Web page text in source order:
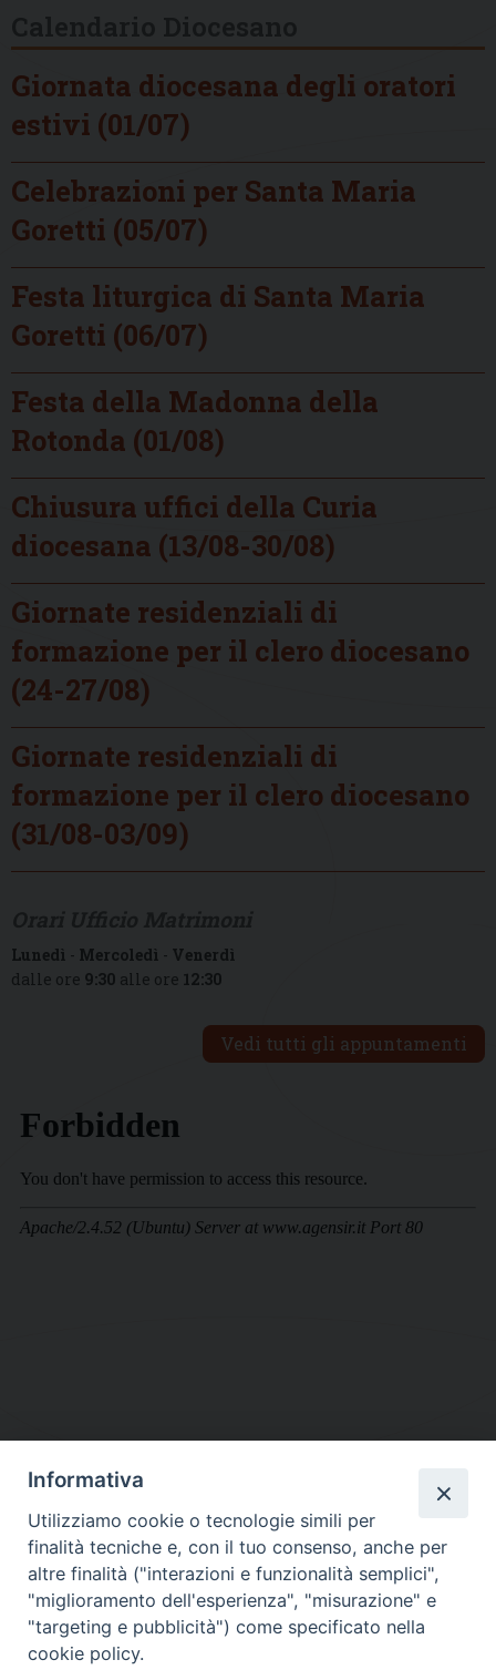
Giornata diocesana degli oratori
estivi (01/07)
Celebrazioni per Santa Maria
Goretti (05/07)
Festa liturgica di Santa Maria
Goretti (06/07)
Festa della Madonna della
Rotonda (01/08)
Chiusura uffici della Curia
diocesana (13/08-30/08)
Giornate residenziali di
formazione per il clero diocesano
(24-27/08)
Giornate residenziali di
formazione per il clero diocesano
(31/08-03/09)
Lunedì - Mercoledì - Venerdì
dalle ore 9:30 alle ore 12:30
Vedi tutti gli appuntamenti
DIOCESI SUBURBICARIA DI ALBANO
Contatti:Tel.: 06.93268401 - Fax.: 06.9323844
E-mail:curia@diocesidialbano.it
Orari: dal Lunedì al Venerdì Ore: 9:00 - 13:00
Informativa
Utilizziamo cookie o tecnologie simili per
finalità tecniche e, con il tuo consenso, anche per
altre finalità ("interazioni e funzionalità semplici",
"miglioramento dell'esperienza", "misurazione" e
"targeting e pubblicità") come specificato nella
cookie policy.